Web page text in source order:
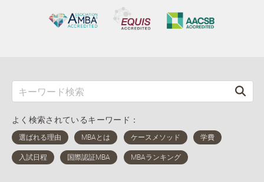
よく検索されているキーワード：